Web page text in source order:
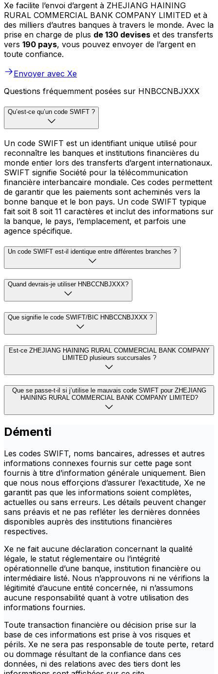
Xe facilite l’envoi d’argent à ZHEJIANG HAINING
RURAL COMMERCIAL BANK COMPANY LIMITED et à
des milliers d’autres banques à travers le monde. Avec la
prise en charge de plus de 130 devises et des transferts
vers 190 pays, vous pouvez envoyer de l’argent en
toute confiance.
Envoyer avec Xe
Questions fréquemment posées sur HNBCCNBJXXX
Qu’est-ce qu’un code SWIFT ?
Un code SWIFT est un identifiant unique utilisé pour
reconnaître les banques et institutions financières du
monde entier lors des transferts d’argent internationaux.
SWIFT signifie Société pour la télécommunication
financière interbancaire mondiale. Ces codes permettent
de garantir que les paiements sont acheminés vers la
bonne banque et le bon pays. Un code SWIFT typique
fait soit 8 soit 11 caractères et inclut des informations sur
la banque, le pays, l’emplacement, et parfois une
agence spécifique.
Un code SWIFT est-il identique entre différentes branches ?
Quand devrais-je utiliser HNBCCNBJXXX?
Que signifie le code SWIFT/BIC HNBCCNBJXXX ?
Est-ce ZHEJIANG HAINING RURAL COMMERCIAL BANK COMPANY
LIMITED plusieurs succursales ?
Que se passe-t-il si j’utilise le mauvais code SWIFT pour ZHEJIANG
HAINING RURAL COMMERCIAL BANK COMPANY LIMITED?
Démenti
Les codes SWIFT, noms bancaires, adresses et autres
informations connexes fournis sur cette page sont
fournis à titre d’information générale uniquement. Bien
que nous nous efforçions d’assurer l’exactitude, Xe ne
garantit pas que les informations soient complètes,
actuelles ou sans erreurs. Les détails peuvent changer
sans préavis et ne pas refléter les dernières données
disponibles auprès des institutions financières
respectives.
Xe ne fait aucune déclaration concernant la qualité
légale, le statut réglementaire ou l’intégrité
opérationnelle d’une banque, institution financière ou
intermédiaire listé. Nous n’approuvons ni ne vérifions la
légitimité d’aucune entité concernée, ni n’assumons
aucune responsabilité quant à votre utilisation des
informations fournies.
Toute transaction financière ou décision prise sur la
base de ces informations est prise à vos risques et
périls. Xe ne sera pas responsable de toute perte, retard
ou dommage résultant de la confiance dans ces
données, ni des relations avec des tiers dont les